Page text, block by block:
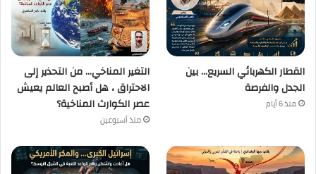
القطار الكهربائي السريع… بين
الجدل والفرصة
منذ 6 أيام
التغير المناخي… من التحذير إلى
الاحتراق ، هل أصبح العالم يعيش
عصر الكوارث المناخية؟
منذ أسبوعين